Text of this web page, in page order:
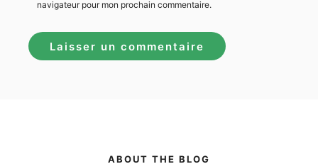
navigateur pour mon prochain commentaire.
ABOUT THE BLOG